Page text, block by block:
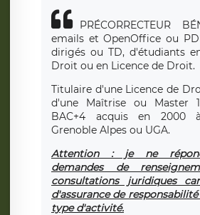
PRÉCORRECTEUR
emails et OpenOffice ou
dirigés ou TD, d'étudiants
Droit ou en Licence de Droit.
Titulaire d'une Licence de
d'une Maîtrise ou Master
BAC+4 acquis en 2000
Grenoble Alpes ou UGA.
Attention : je ne
demandes de
consultations juridiques
d'assurance de
type d'activité.